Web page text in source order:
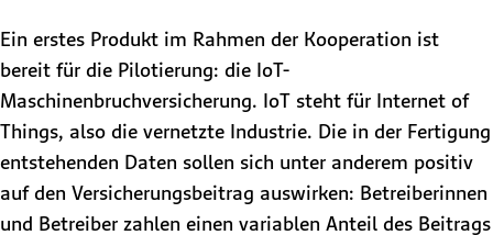
Ein erstes Produkt im Rahmen der Kooperation ist
bereit für die Pilotierung: die IoT-
Maschinenbruchversicherung. IoT steht für Internet of
Things, also die vernetzte Industrie. Die in der Fertigung
entstehenden Daten sollen sich unter anderem positiv
auf den Versicherungsbeitrag auswirken: Betreiberinnen
und Betreiber zahlen einen variablen Anteil des Beitrags